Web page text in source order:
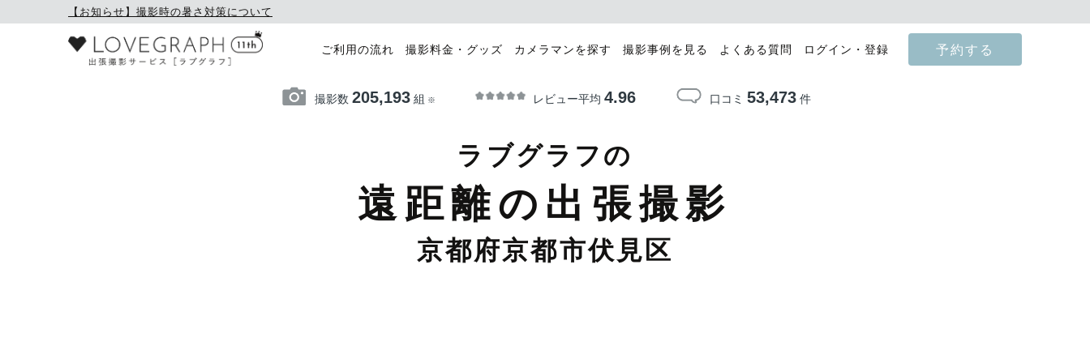
【お知らせ】撮影時の暑さ対策について
ご利用の流れ 撮影料金・グッズ カメラマンを探す 撮影事例を見る よくある質問 ログイン・登録 予約する
撮影数 205,193組 ※ レビュー平均 4.96 口コミ 53,473件
ラブグラフの
遠距離の出張撮影
京都府京都市伏見区